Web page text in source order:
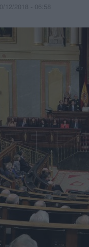
10/12/2018 - 06:58